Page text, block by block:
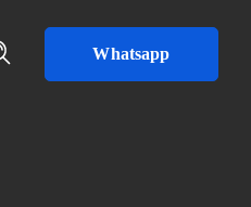
Whatsapp